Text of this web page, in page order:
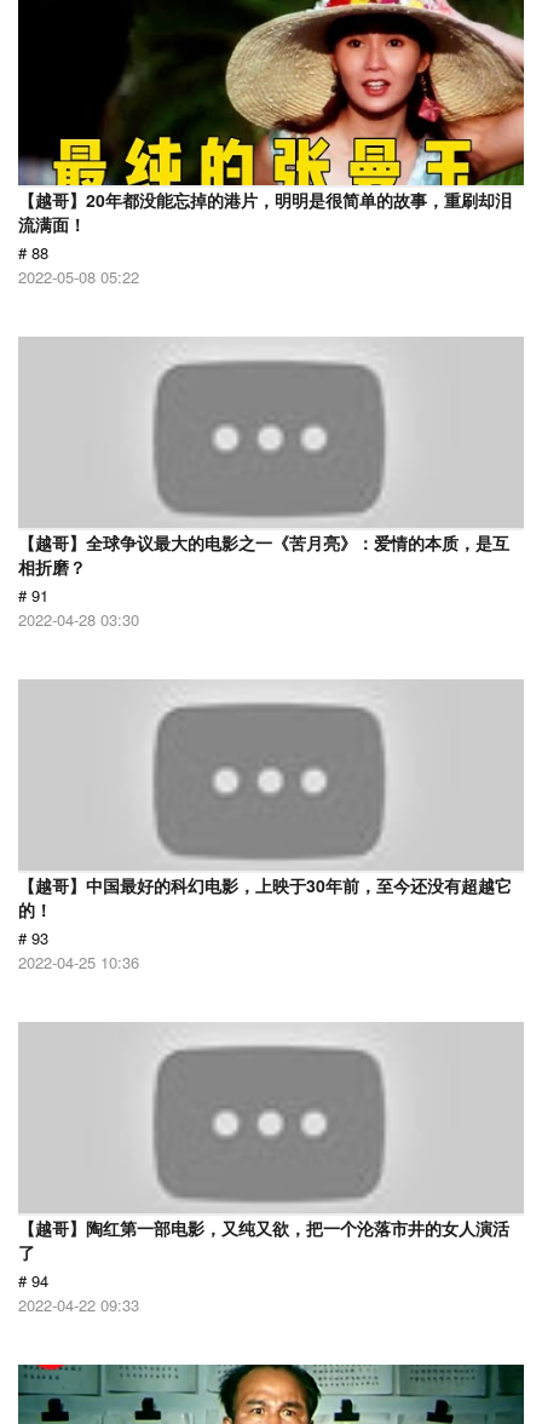
【越哥】20年都没能忘掉的港片，明明是很简单的故事，重刷却泪
流满面！
# 88
2022-05-08 05:22
【越哥】全球争议最大的电影之一《苦月亮》：爱情的本质，是互
相折磨？
# 91
2022-04-28 03:30
【越哥】中国最好的科幻电影，上映于30年前，至今还没有超越它
的！
# 93
2022-04-25 10:36
【越哥】陶红第一部电影，又纯又欲，把一个沦落市井的女人演活
了
# 94
2022-04-22 09:33